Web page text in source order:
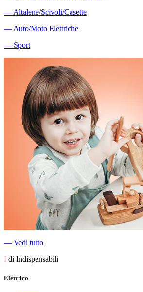
― Altalene/Scivoli/Casette
― Auto/Moto Elettriche
― Sport
― Vedi tutto
I di Indispensabili
Elettrico